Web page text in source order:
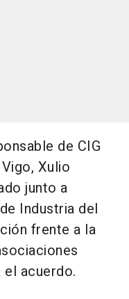
de CIG
Xulio
junto a
Industria del
frente a la
acuerdo.